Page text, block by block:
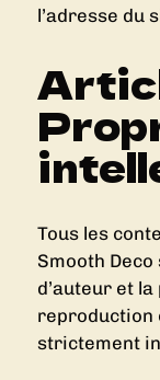
l’adresse du
Tous les
Smooth
d’auteur et
reproduction
strictement